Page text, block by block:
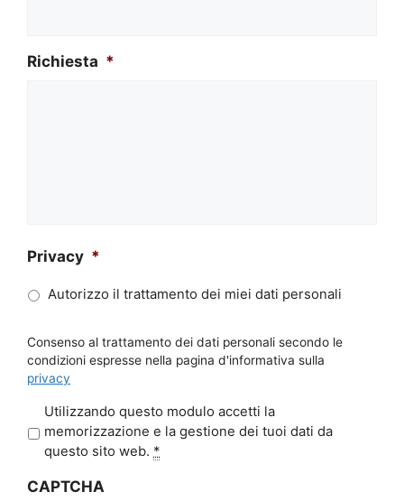
Richiesta *
Privacy *
Autorizzo il trattamento dei miei dati personali
Consenso al trattamento dei dati personali secondo le
condizioni espresse nella pagina d'informativa sulla
privacy
r
a
Utilizzando questo modulo accetti la
memorizzazione e la gestione dei tuoi dati da
questo sito web. *
CAPTCHA